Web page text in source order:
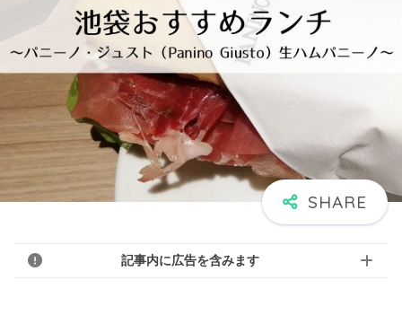
記事内に広告を含みます